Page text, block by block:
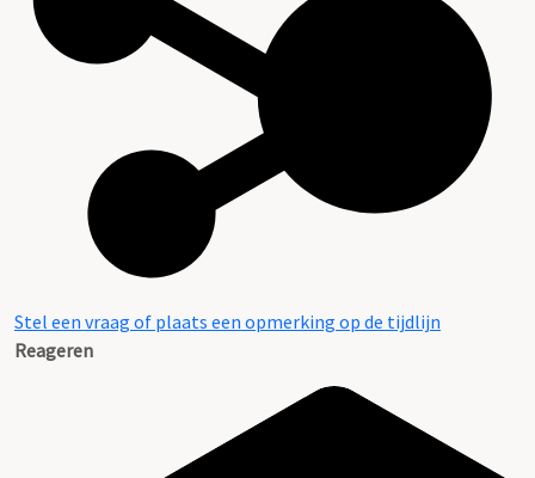
Stel een vraag of plaats een opmerking op de tijdlijn
Reageren